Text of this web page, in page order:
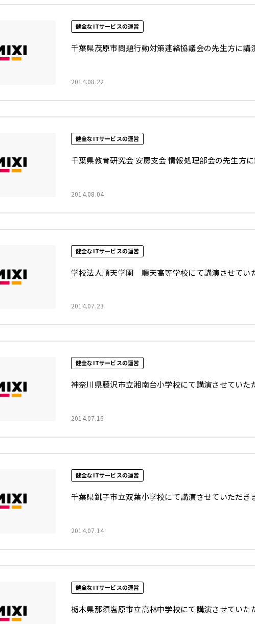
健全なITサービスの運営
2014.08.22
千葉県茂原市問題行動対策連絡協議会の先生方に講
健全なITサービスの運営
2014.08.04
千葉県教育研究会 安房支会 情報処理部会の先生方
健全なITサービスの運営
2014.07.23
学校法人順天学園 順天高等学校にて講演させてい
健全なITサービスの運営
2014.07.16
神奈川県藤沢市立湘南台小学校にて講演させていた
健全なITサービスの運営
2014.07.14
千葉県銚子市立双葉小学校にて講演させていただき
健全なITサービスの運営
栃木県那須塩原市立高林中学校にて講演させていた